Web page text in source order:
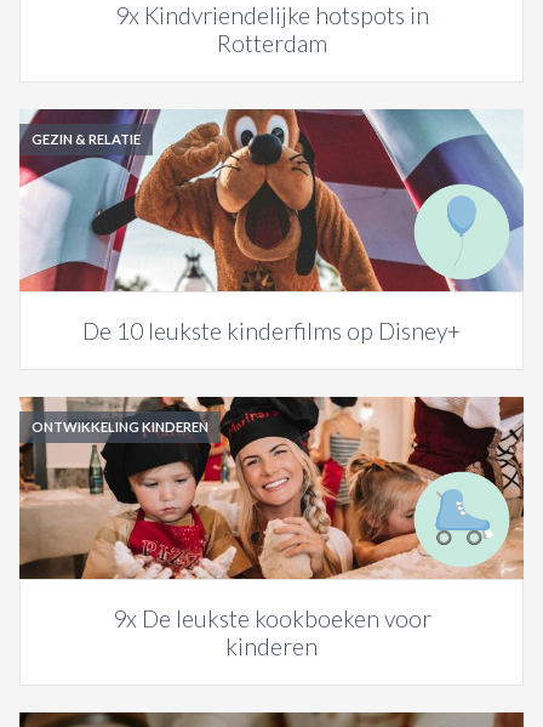
9x Kindvriendelijke hotspots in
Rotterdam
GEZIN & RELATIE
De 10 leukste kinderfilms op Disney+
ONTWIKKELING KINDEREN
9x De leukste kookboeken voor
kinderen